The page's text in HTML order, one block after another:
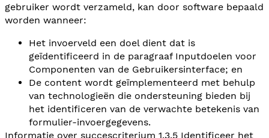
gebruiker wordt verzameld, kan door software bepaald
worden wanneer:
Het invoerveld een doel dient dat is
geïdentificeerd in de paragraaf Inputdoelen voor
Componenten van de Gebruikersinterface; en
De content wordt geïmplementeerd met behulp
van technologieën die ondersteuning bieden bij
het identificeren van de verwachte betekenis van
formulier-invoergegevens.
Informatie over succescriterium 1.3.5 Identificeer het